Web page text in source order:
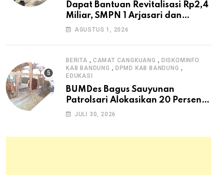
Dapat Bantuan Revitalisasi Rp2,4
Miliar, SMPN 1 Arjasari dan
Masyarakat Sambut Antusias
AGUSTUS 1, 2026
BERITA , CAMAT CANGKUANG , DISKOMINFO
KAB BANDUNG , DPMD KAB BANDUNG ,
EDUKASI
BUMDes Bagus Sauyunan
Patrolsari Alokasikan 20 Persen
Dana Desa untuk Ketahanan
JULI 30, 2026